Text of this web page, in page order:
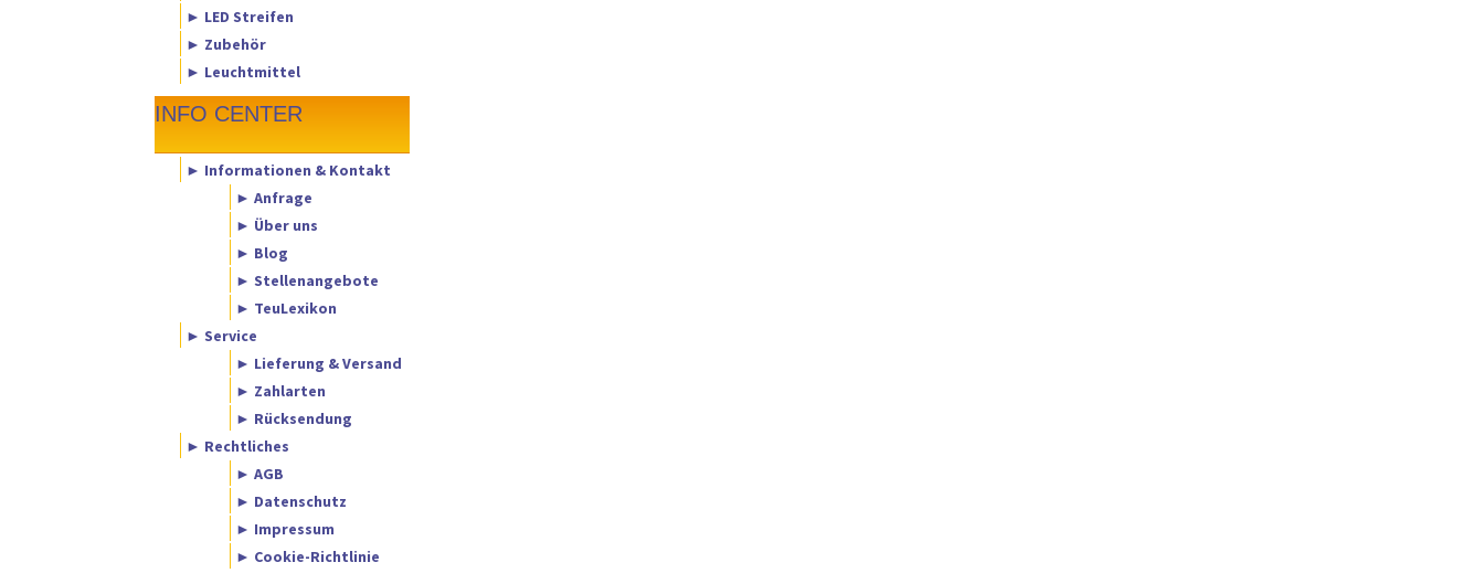
► LED Streifen
► Zubehör
► Leuchtmittel
INFO CENTER
► Informationen & Kontakt
► Anfrage
► Über uns
► Blog
► Stellenangebote
► TeuLexikon
► Service
► Lieferung & Versand
► Zahlarten
► Rücksendung
► Rechtliches
► AGB
► Datenschutz
► Impressum
► Cookie-Richtlinie